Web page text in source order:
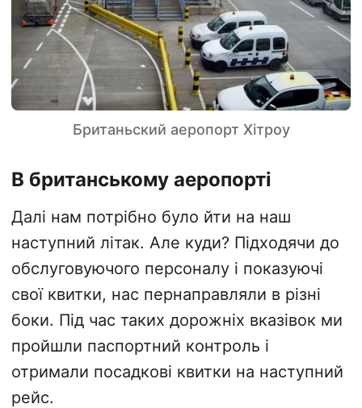
Британьский аеропорт Хітроу
В британському аеропорті
Далі нам потрібно було йти на наш
наступний літак. Але куди? Підходячи до
обслуговуючого персоналу і показуючі
свої квитки, нас пернаправляли в різні
боки. Під час таких дорожніх вказівок ми
пройшли паспортний контроль і
отримали посадкові квитки на наступний
рейс.